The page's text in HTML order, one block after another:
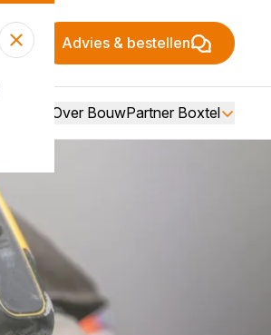
Advies & bestellen
Over BouwPartner Boxtel